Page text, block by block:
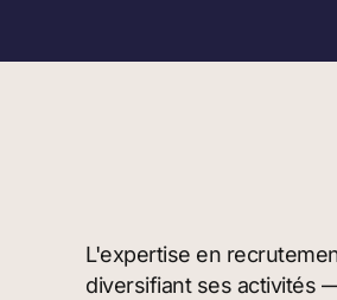
L'expertise en
diversifiant ses activités